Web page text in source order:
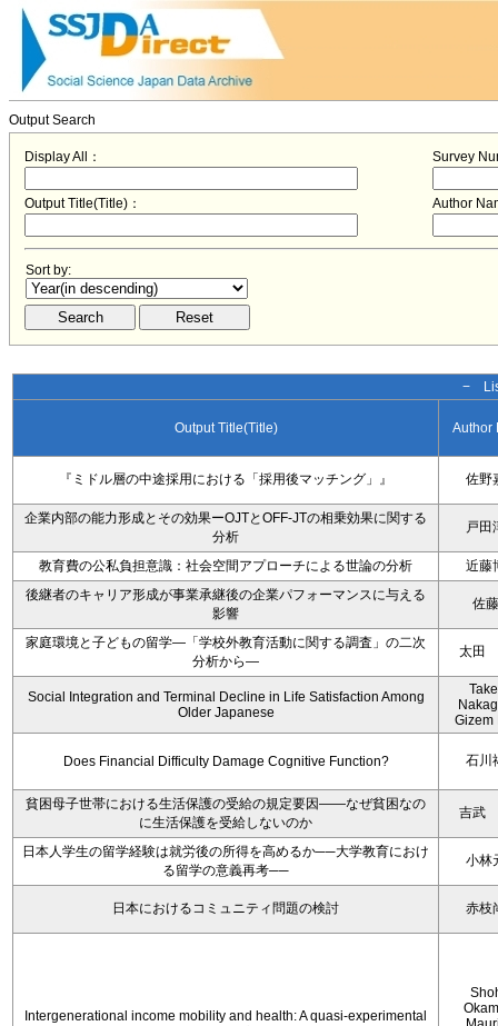
Output Search
Display All： Survey
Output Title(Title)： Author
Sort by:
−
Output Title(Title) Author
『ミドル層の中途採用における「採用後マッチング」』 佐野
企業内部の能力形成とその効果ーOJTとOFF-JTの相乗効果に関する
分析
戸田
教育費の公私負担意識：社会空間アプローチによる世論の分析
近藤
後継者のキャリア形成が事業承継後の企業パフォーマンスに与える
影響
佐
家庭環境と子どもの留学―「学校外教育活動に関する調査」の二次
分析から―
太田
Social Integration and Terminal Decline in Life Satisfaction Among
Older Japanese
Gizem
Does Financial Difficulty Damage Cognitive Function? 石川
貧困母子世帯における生活保護の受給の規定要因――なぜ貧困なの
に生活保護を受給しないのか
吉武
日本人学生の留学経験は就労後の所得を高めるか──大学教育におけ
る留学の意義再考──
小林
日本におけるコミュニティ問題の検討 赤枝
Intergenerational income mobility and health: A quasi-experimental